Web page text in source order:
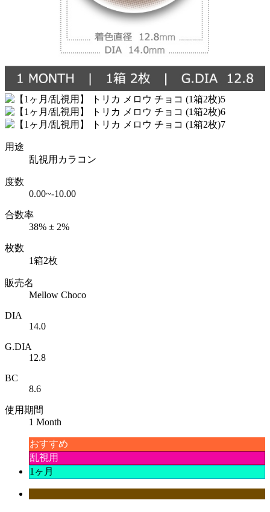
用途
乱視用カラコン
度数
0.00~-10.00
合数率
38% ± 2%
枚数
1箱2枚
販売名
Mellow Choco
DIA
14.0
G.DIA
12.8
BC
8.6
使用期間
1 Month
おすすめ
乱視用
1ヶ月